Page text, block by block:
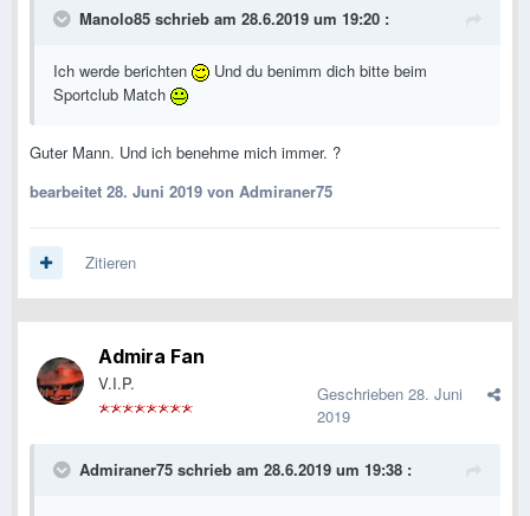
Manolo85 schrieb am 28.6.2019 um 19:20 :
Ich werde berichten
Und du benimm dich bitte beim
Sportclub Match
Guter Mann. Und ich benehme mich immer. ?
bearbeitet 28. Juni 2019 von Admiraner75
Zitieren
Admira Fan
V.I.P. Geschrieben 28. Juni
2019
Admiraner75 schrieb am 28.6.2019 um 19:38 :